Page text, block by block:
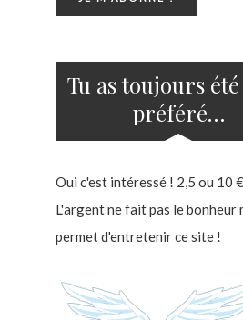
Tu as toujours
préféré…
Oui c'est intéressé ! 2,5 ou 10
L'argent ne fait pas le bonheur
permet d'entretenir ce site !